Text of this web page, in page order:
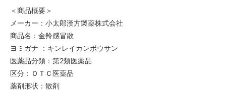
＜商品概要＞
メーカー：小太郎漢方製薬株式会社
商品名：金羚感冒散
ヨミガナ ：キンレイカンボウサン
医薬品分類：第2類医薬品
区分：ＯＴＣ医薬品
薬剤形状：散剤